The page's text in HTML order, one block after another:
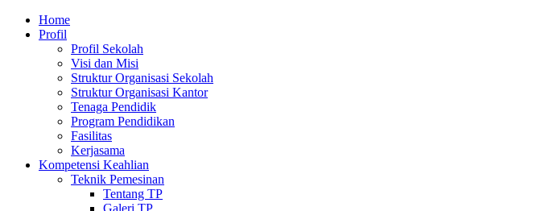
Home
Profil
Profil Sekolah
Visi dan Misi
Struktur Organisasi Sekolah
Struktur Organisasi Kantor
Tenaga Pendidik
Program Pendidikan
Fasilitas
Kerjasama
Kompetensi Keahlian
Teknik Pemesinan
Tentang TP
Galeri TP